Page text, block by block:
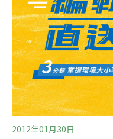
麼殘忍的祭品。以三峽
乃北宋福建泉州安溪的
被民間信仰化，而被視
僧，一生僅守戒律，不
生的觀念，但身後信徒
頭左右的豬公因祂的生
不知這位高僧在天之靈
2012年01月30日